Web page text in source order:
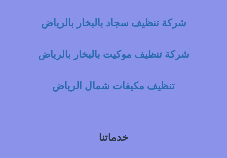
شركة تنظيف سجاد بالبخار بالرياض
شركة تنظيف موكيت بالبخار بالرياض
تنظيف مكيفات شمال الرياض
خدماتنا